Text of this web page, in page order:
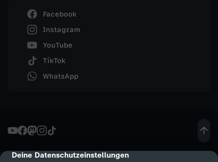
cmp-dialog-description
Deine Datenschutzeinstellungen
h
o
w
v
m
3
Facebook
Instagram
YouTube
TikTok
WhatsApp